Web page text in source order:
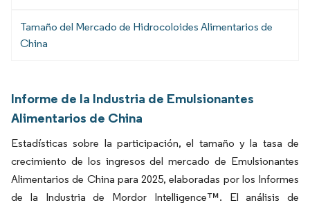
Tamaño del Mercado de Hidrocoloides Alimentarios de
China
Informe de la Industria de Emulsionantes
Alimentarios de China
Estadísticas sobre la participación, el tamaño y la tasa de
crecimiento de los ingresos del mercado de Emulsionantes
Alimentarios de China para 2025, elaboradas por los Informes
de la Industria de Mordor Intelligence™. El análisis de